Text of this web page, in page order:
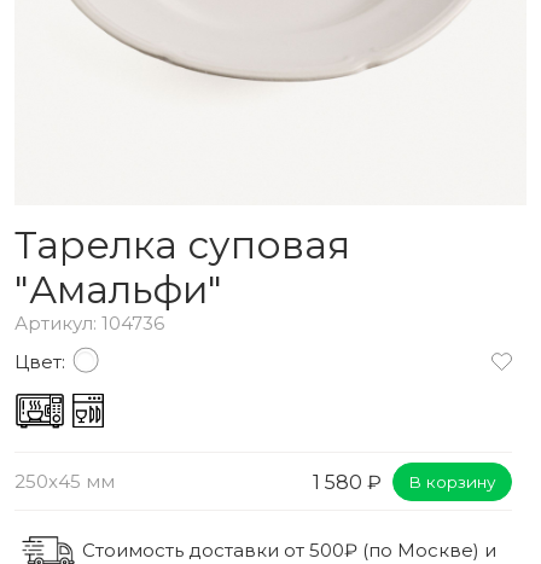
Тарелка суповая
"Амальфи"
Артикул: 104736
Цвет:
250x45 мм 1 580 ₽ В корзину
Стоимость доставки от 500₽ (по Москве) и